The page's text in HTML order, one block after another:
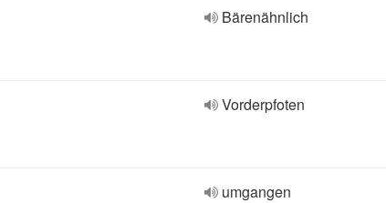
Bärenähnlich
Vorderpfoten
umgangen